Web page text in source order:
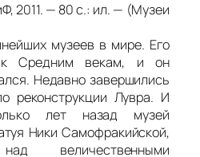
2011. — 80 с.: ил. — (Музеи
музеев в мире. Его
к Средним векам, и он
Недавно завершились
реконструкции Лувра. И
лет назад музей
Ники Самофракийской,
величественными